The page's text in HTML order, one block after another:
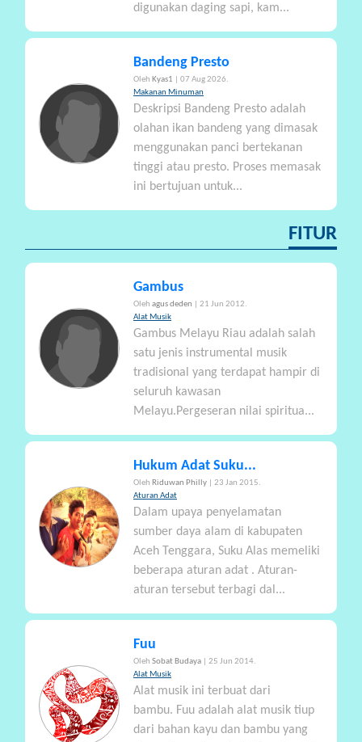
digunakan daging sapi, kam...
Bandeng Presto
Oleh Kyas1
| 07 Aug 2026.
Makanan Minuman
Deskripsi Bandeng Presto adalah
olahan ikan bandeng yang dimasak
menggunakan panci bertekanan
tinggi atau presto. Proses memasak
ini bertujuan untuk...
FITUR
Gambus
Oleh agus deden
| 21 Jun 2012.
Alat Musik
Gambus Melayu Riau adalah salah
satu jenis instrumental musik
tradisional yang terdapat hampir di
seluruh kawasan
Melayu.Pergeseran nilai spiritua...
Hukum Adat Suku...
Oleh Riduwan Philly
| 23 Jan 2015.
Aturan Adat
Dalam upaya penyelamatan
sumber daya alam di kabupaten
Aceh Tenggara, Suku Alas memeliki
beberapa aturan adat . Aturan-
aturan tersebut terbagi dal...
Fuu
Oleh Sobat Budaya
| 25 Jun 2014.
Alat Musik
Alat musik ini terbuat dari
bambu. Fuu adalah alat musik tiup
dari bahan kayu dan bambu yang